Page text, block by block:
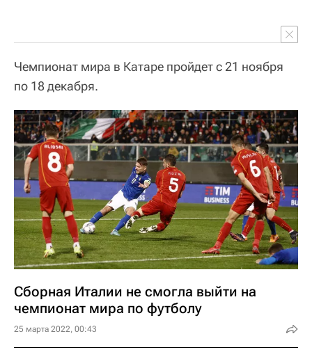
Чемпионат мира в Катаре пройдет с 21 ноября
по 18 декабря.
Сборная Италии не смогла выйти на
чемпионат мира по футболу
25 марта 2022, 00:43